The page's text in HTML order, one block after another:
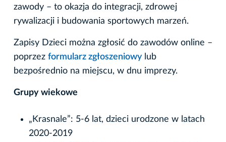
zawody – to okazja do integracji, zdrowej
rywalizacji i budowania sportowych marzeń.
Zapisy Dzieci można zgłosić do zawodów online –
poprzez formularz zgłoszeniowy lub
bezpośrednio na miejscu, w dnu imprezy.
Grupy wiekowe
„Krasnale”: 5-6 lat, dzieci urodzone w latach
2020-2019